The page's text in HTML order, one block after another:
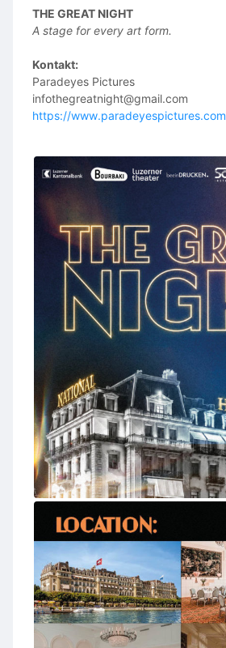
THE GREAT NIGHT
A stage for every art form.
Kontakt:
Paradeyes Pictures
infothegreatnight@gmail.com
https://www.paradeyespictures.com